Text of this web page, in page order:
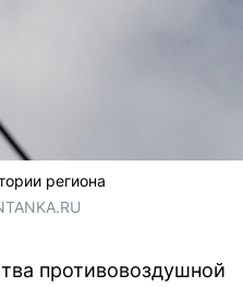
региона
противовоздушной